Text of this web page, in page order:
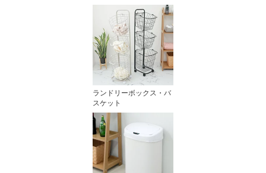
ランドリーボックス・バ
スケット